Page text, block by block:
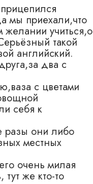
мы приехали,что
учиться,о
такой
английский.
два с
с цветами
себя к
разы они либо
местных
очень милая
же кто-то